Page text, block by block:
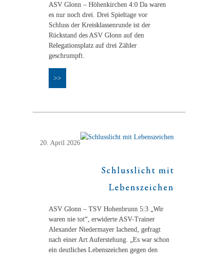
ASV Glonn – Höhenkirchen 4:0 Da waren
es nur noch drei. Drei Spieltage vor
Schluss der Kreisklassenrunde ist der
Rückstand des ASV Glonn auf den
Relegationsplatz auf drei Zähler
geschrumpft.
>>
20. April 2026
Schlusslicht mit
Lebenszeichen
ASV Glonn – TSV Hohenbrunn 5:3 „Wir
waren nie tot“, erwiderte ASV-Trainer
Alexander Niedermayer lachend, gefragt
nach einer Art Auferstehung. „Es war schon
ein deutliches Lebenszeichen gegen den